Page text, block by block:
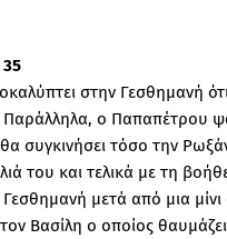
35
στην Γεσθημανή
ο Παπαπέτρου
συγκινήσει τόσο την
του και τελικά με τη
Γεσθημανή μετά από μια
Βασίλη ο οποίος